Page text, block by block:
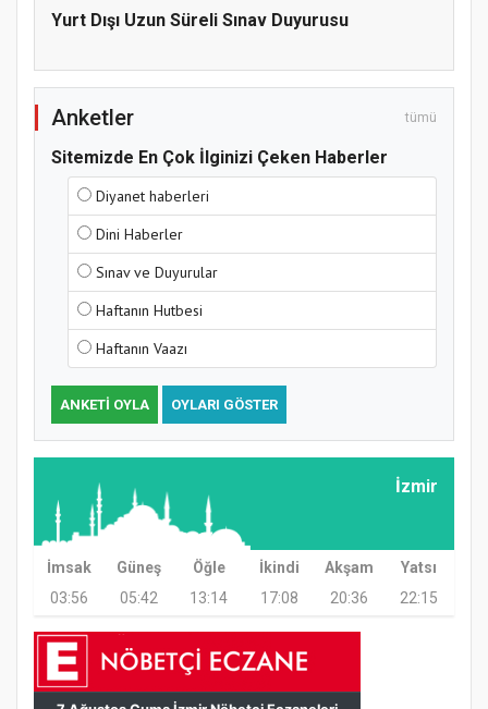
Samsun Atakum’da Yaz Kur’an Kursu
Kapanış Programı
Samsun Atakum’da Ayasofya Camii
Etkinliği
Yurt Dışı Uzun Süreli Sınav Duyurusu
Anketler tümü
Sitemizde En Çok İlginizi Çeken Haberler
Diyanet haberleri
Dini Haberler
Sınav ve Duyurular
Haftanın Hutbesi
Haftanın Vaazı
ANKETI OYLA OYLARI GÖSTER
İzmir
İmsak Güneş Öğle İkindi Akşam
Yatsı
03:56
05:42 13:14 17:08 20:36 22:15